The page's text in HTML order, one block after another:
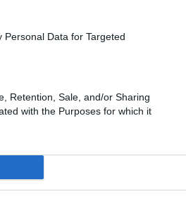
with the Purposes for which it
nelle intenzioni
rete di
al bisogno.
sul tuo smartphone.